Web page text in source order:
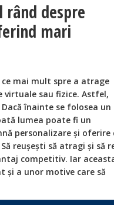
despre
mari
mai mult spre a atrage
virtuale sau fizice. Astfel,
înainte se folosea un
lumea poate fi un
personalizare și oferire
reușești să atragi și să
competitiv. Iar
și a unor motive care să